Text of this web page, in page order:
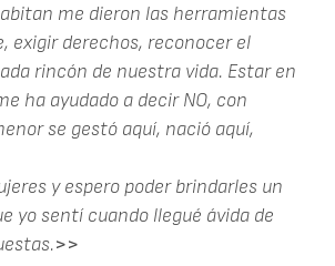
me dieron las herramientas
exigir derechos, reconocer el
rincón de nuestra vida. Estar en
ha ayudado a decir NO, con
se gestó aquí, nació aquí,
y espero poder brindarles un
yo sentí cuando llegué ávida de
>>